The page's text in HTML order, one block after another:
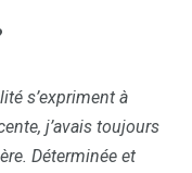
s’expriment à
j’avais toujours
Déterminée et